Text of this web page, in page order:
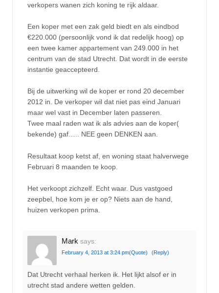
verkopers wanen zich koning te rijk aldaar.
Een koper met een zak geld biedt en als eindbod
€220.000 (persoonlijk vond ik dat redelijk hoog) op
een twee kamer appartement van 249.000 in het
centrum van de stad Utrecht. Dat wordt in de eerste
instantie geaccepteerd.
Bij de uitwerking wil de koper er rond 20 december
2012 in. De verkoper wil dat niet pas eind Januari
maar wel vast in December laten passeren.
Twee maal raden wat ik als advies aan de koper(
bekende) gaf….. NEE geen DENKEN aan.
Resultaat koop ketst af, en woning staat halverwege
Februari 8 maanden te koop.
Het verkoopt zichzelf. Echt waar. Dus vastgoed
zeepbel, hoe kom je er op? Niets aan de hand,
huizen verkopen prima.
Mark says:
February 4, 2013 at 3:24 pm(Quote) (Reply)
Dat Utrecht verhaal herken ik. Het lijkt alsof er in
utrecht stad andere wetten gelden.